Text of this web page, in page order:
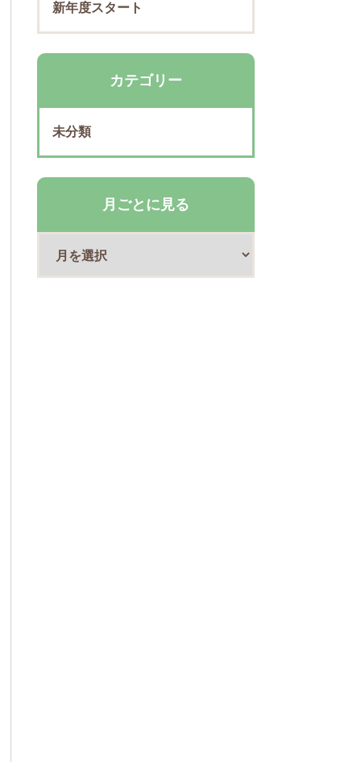
新年度スタート
カテゴリー
未分類
月ごとに見る